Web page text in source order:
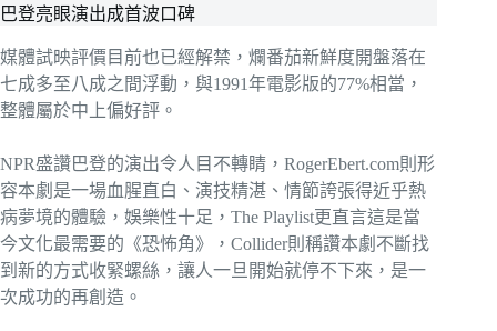
巴登亮眼演出成首波口碑
媒體試映評價目前也已經解禁，爛番茄新鮮度開盤落在
七成多至八成之間浮動，與1991年電影版的77%相當，
整體屬於中上偏好評。
NPR盛讚巴登的演出令人目不轉睛，RogerEbert.com則形
容本劇是一場血腥直白、演技精湛、情節誇張得近乎熱
病夢境的體驗，娛樂性十足，The Playlist更直言這是當
今文化最需要的《恐怖角》，Collider則稱讚本劇不斷找
到新的方式收緊螺絲，讓人一旦開始就停不下來，是一
次成功的再創造。